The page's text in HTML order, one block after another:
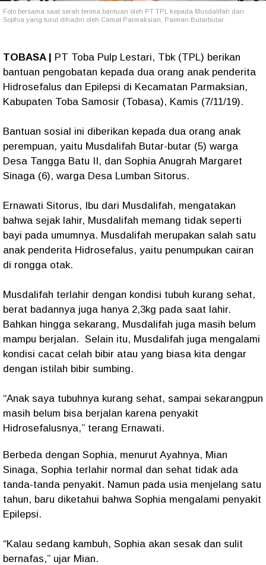
Foto bersama saat serah terima bantuan oleh PT TPL kepada Musdalifah dan
Sophia yang turut dihadiri oleh Camat Parmaksian, Paiman Butarbutar.
TOBASA | PT Toba Pulp Lestari, Tbk (TPL) berikan
bantuan pengobatan kepada dua orang anak penderita
Hidrosefalus dan Epilepsi di Kecamatan Parmaksian,
Kabupaten Toba Samosir (Tobasa), Kamis (7/11/19).
Bantuan sosial ini diberikan kepada dua orang anak
perempuan, yaitu Musdalifah Butar-butar (5) warga
Desa Tangga Batu II, dan Sophia Anugrah Margaret
Sinaga (6), warga Desa Lumban Sitorus.
Ernawati Sitorus, Ibu dari Musdalifah, mengatakan
bahwa sejak lahir, Musdalifah memang tidak seperti
bayi pada umumnya. Musdalifah merupakan salah satu
anak penderita Hidrosefalus, yaitu penumpukan cairan
di rongga otak.
Musdalifah terlahir dengan kondisi tubuh kurang sehat,
berat badannya juga hanya 2,3kg pada saat lahir.
Bahkan hingga sekarang, Musdalifah juga masih belum
mampu berjalan. Selain itu, Musdalifah juga mengalami
kondisi cacat celah bibir atau yang biasa kita dengar
dengan istilah bibir sumbing.
“Anak saya tubuhnya kurang sehat, sampai sekarangpun
masih belum bisa berjalan karena penyakit
Hidrosefalusnya,” terang Ernawati.
Berbeda dengan Sophia, menurut Ayahnya, Mian
Sinaga, Sophia terlahir normal dan sehat tidak ada
tanda-tanda penyakit. Namun pada usia menjelang satu
tahun, baru diketahui bahwa Sophia mengalami penyakit
Epilepsi.
“Kalau sedang kambuh, Sophia akan sesak dan sulit
bernafas,” ujar Mian.